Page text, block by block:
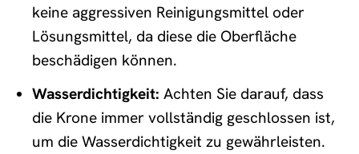
keine aggressiven Reinigungsmittel oder
Lösungsmittel, da diese die Oberfläche
beschädigen können.
Wasserdichtigkeit: Achten Sie darauf, dass
die Krone immer vollständig geschlossen ist,
um die Wasserdichtigkeit zu gewährleisten.